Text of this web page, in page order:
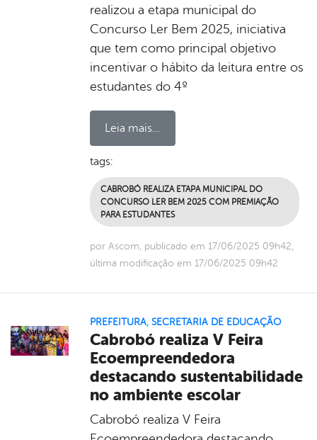
realizou a etapa municipal do
Concurso Ler Bem 2025, iniciativa
que tem como principal objetivo
incentivar o hábito da leitura entre os
estudantes do 4º
Leia mais...
tags:
CABROBÓ REALIZA ETAPA MUNICIPAL DO
CONCURSO LER BEM 2025 COM PREMIAÇÃO
PARA ESTUDANTES
por Ascom, publicado em 17/06/2025 09h42,
última modificação em 17/06/2025 09h42
PREFEITURA, SECRETARIA DE EDUCAÇÃO
Cabrobó realiza V Feira
Ecoempreendedora
destacando sustentabilidade
no ambiente escolar
Cabrobó realiza V Feira